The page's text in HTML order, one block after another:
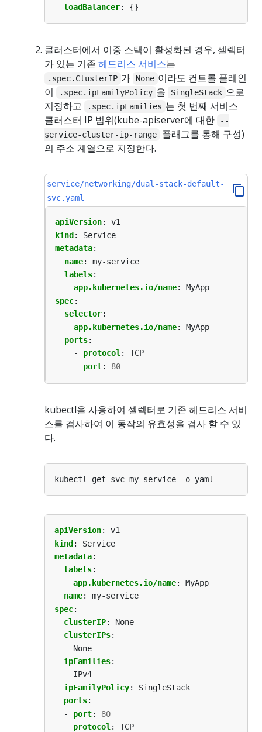
loadBalancer: {}
클러스터에서 이중 스택이 활성화된 경우, 셀렉터
가 있는 기존 헤드리스 서비스는
.spec.ClusterIP 가 None 이라도 컨트롤 플레인
이
.spec.ipFamilyPolicy 을 SingleStack 으로
지정하고
.spec.ipFamilies 는 첫 번째 서비스
클러스터 IP 범위(kube-apiserver에 대한
--
service-cluster-ip-range
플래그를 통해 구성)
의 주소 계열으로 지정한다.
service/networking/dual-stack-default-
svc.yaml
apiVersion:
v1
kind :
Service
metadata:
name:
my-service
labels:
app.kubernetes.io/name:
MyApp
spec:
selector:
app.kubernetes.io/name:
MyApp
ports:
- protocol:
TCP
port: 80
kubectl을 사용하여 셀렉터로 기존 헤드리스 서비
스를 검사하여 이 동작의 유효성을 검사 할 수 있
다.
apiVersion:
v1
kind:
Service
metadata:
labels:
app.kubernetes.io/name:
MyApp
name:
my-service
spec:
clusterIP:
None
clusterIPs:
- None
ipFamilies:
- IPv4
ipFamilyPolicy:
SingleStack
ports:
- port:
80
protocol : TCP